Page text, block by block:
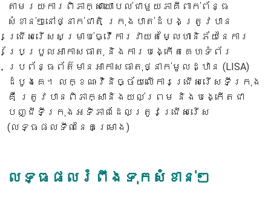
តាមរយៈការពិភាក្សាយោបល់ជាមួយភាគីពាក់ព័ន្ធ
សំខាន់ៗនៅថ្នាក់ជាតិ ក្រុងបាត់ដំបងត្រូវបាន
ជ្រើសរើសសម្រាប់ធ្វើការវាយតម្លៃហានិភ័យនៃការ
ប្រែប្រួលអាកាសធាតុ និងការបង្កើតគេហទំព័រ
ប្រព័ន្ធព័ត៌មានអាកាសធាតុថ្នាក់មូលដ្ឋាន (LISA)
ដំបូងគេ។ លក្ខណៈវិនិច្ច័យលើការជ្រើសរើសទីក្រុង
គឺ ត្រូវបានពិភាក្សានិងយល់ព្រម និងបង្កើតជា
បញ្ជីទីក្រុងអទិភាពដែលត្រូវជ្រើសរើស
(លទ្ធផលទី៣នៃគម្រោង)
លទ្ធផលរំពឹងទុកសំខាន់ៗ